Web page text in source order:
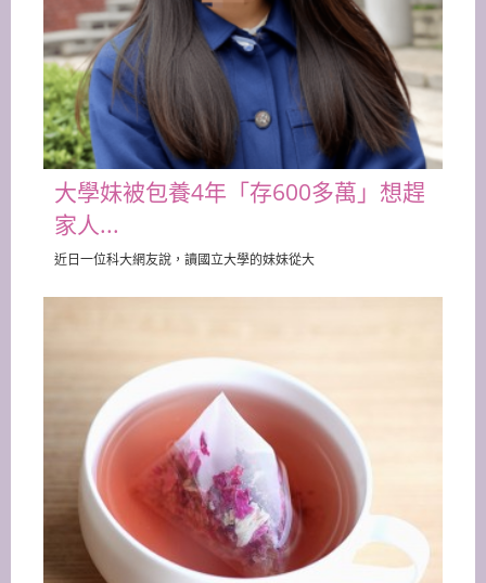
大學妹被包養4年「存600多萬」想趕
家人...
近日一位科大網友說，讀國立大學的妹妹從大